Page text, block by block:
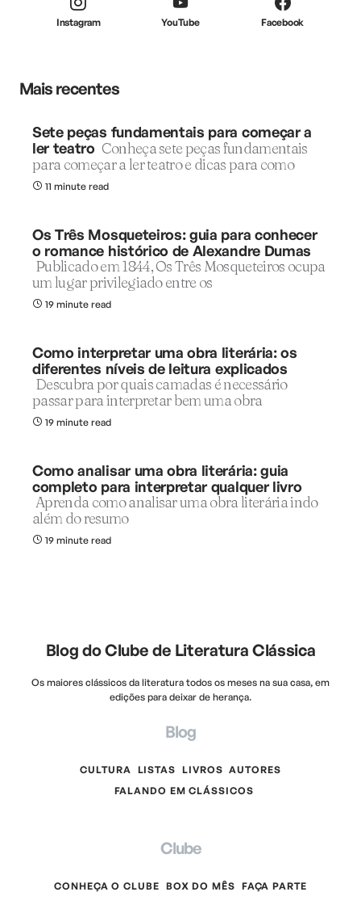
Instagram YouTube Facebook
Mais recentes
Sete peças fundamentais para começar a
ler teatro Conheça sete peças fundamentais
para começar a ler teatro e dicas para como
11 minute read
Os Três Mosqueteiros: guia para conhecer
o romance histórico de Alexandre Dumas
Publicado em 1844, Os Três Mosqueteiros ocupa
um lugar privilegiado entre os
19 minute read
Como interpretar uma obra literária: os
diferentes níveis de leitura explicados
Descubra por quais camadas é necessário
passar para interpretar bem uma obra
19 minute read
Como analisar uma obra literária: guia
completo para interpretar qualquer livro
Aprenda como analisar uma obra literária indo
além do resumo
19 minute read
Blog do Clube de Literatura Clássica
Os maiores clássicos da literatura todos os meses na sua casa, em
edições para deixar de herança.
Blog
CULTURA LISTAS LIVROS AUTORES
FALANDO EM CLÁSSICOS
Clube
CONHEÇA O CLUBE BOX DO MÊS FAÇA PARTE